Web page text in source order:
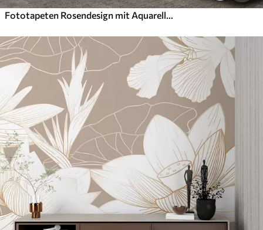
Fototapeten Rosendesign mit Aquarelleffekt